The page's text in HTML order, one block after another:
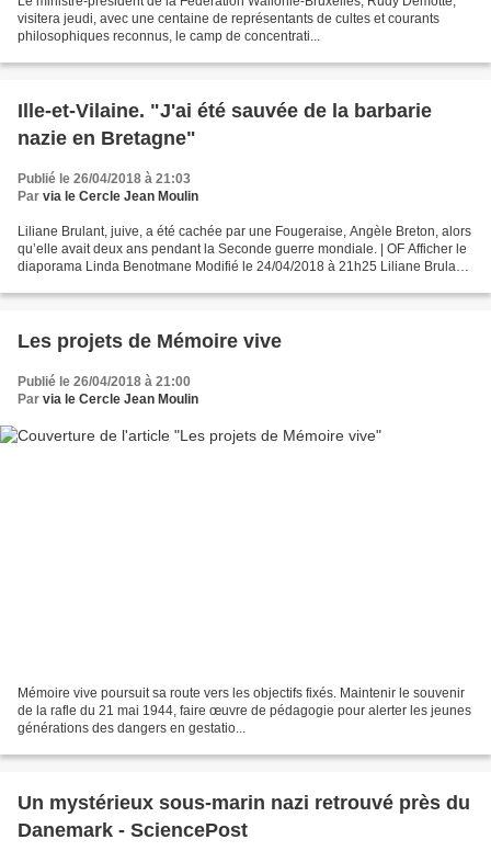
visitera jeudi, avec une centaine de représentants de cultes et courants
philosophiques reconnus, le camp de concentrati...
Ille-et-Vilaine. "J'ai été sauvée de la barbarie
nazie en Bretagne"
Publié le 26/04/2018 à 21:03
Par via le Cercle Jean Moulin
Liliane Brulant, juive, a été cachée par une Fougeraise, Angèle Breton, alors
qu’elle avait deux ans pendant la Seconde guerre mondiale. | OF Afficher le
diaporama Linda Benotmane Modifié le 24/04/2018 à 21h25 Liliane Brulant,
Les projets de Mémoire vive
Publié le 26/04/2018 à 21:00
Par via le Cercle Jean Moulin
Mémoire vive poursuit sa route vers les objectifs fixés. Maintenir le souvenir
de la rafle du 21 mai 1944, faire œuvre de pédagogie pour alerter les jeunes
générations des dangers en gestatio...
Un mystérieux sous-marin nazi retrouvé près du
Danemark - SciencePost